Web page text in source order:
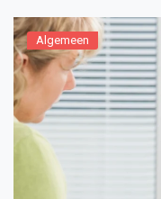
Algemeen